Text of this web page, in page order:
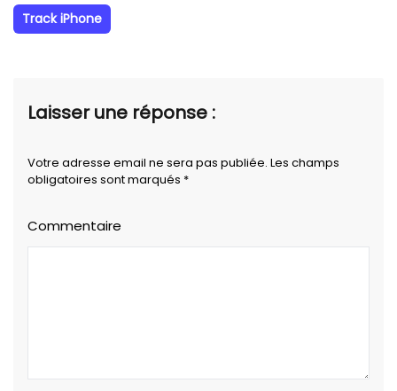
Track iPhone
Laisser une réponse :
Votre adresse email ne sera pas publiée. Les champs
obligatoires sont marqués *
Commentaire